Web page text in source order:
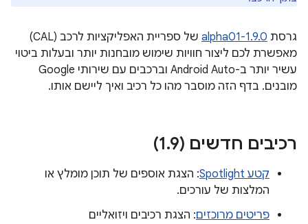
גרסת 1.9.0-alpha01
של ספריית האפליקציות לרכב (CAL)
מאפשרת לכם ליצור חוויות שימוש מובחנות יותר ובעלות ביטוי
עשיר יותר ב-Android Auto וברכבים עם שירותי Google
מובנים. בדף הזה מוסבר מהו כל רכיב ואיך ליישם אותו.
רכיבים חדשים (1 .9)
קטע Spotlight
: הצגת אוספים של תוכן מומלץ או
המלצות של עורכים.
פריטים מרוכזים: הצגת רכיבים ויזואליים